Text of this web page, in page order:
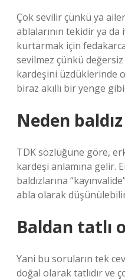
Çok sevilir çünkü ya
ablalarının tekidir ya
kurtarmak için
sevilmez çünkü
kardeşini üzdüklerinde
biraz akıllı bir yenge
Neden
TDK sözlüğüne göre,
kardeşi anlamına gelir.
baldızlarına
abla olarak
Baldan tatlı
Yani bu soruların tek
doğal olarak tatlıdır ve